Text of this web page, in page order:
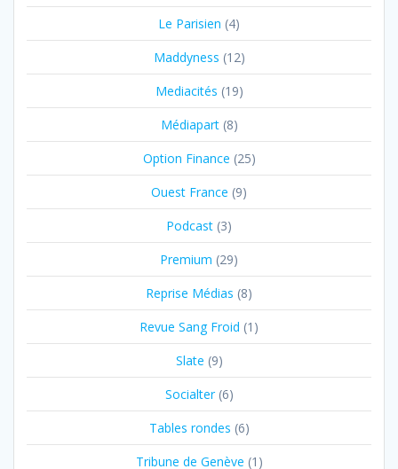
Le Parisien (4)
Maddyness (12)
Mediacités (19)
Médiapart(8)
Option Finance (25)
Ouest France (9)
Podcast (3)
Premium (29)
Reprise Médias (8)
Revue Sang Froid (1)
Slate (9)
Socialter(6)
Tables rondes (6)
Tribune de Genève (1)